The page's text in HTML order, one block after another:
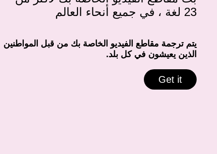
23 لغة ، في جميع أنحاء العالم
يتم ترجمة مقاطع الفيديو الخاصة بك من قبل المواطنين
الذين يعيشون في كل بلد.
Get it